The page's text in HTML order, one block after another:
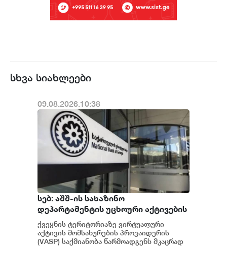
სხვა სიახლეები
09.08.2026.10:38
სებ: აშშ-ის სახაზინო
დეპარტამენტის უცხოური აქტივების
კონტროლის ოფისის (OFAC) მიერ
სანქცირებული პირი არ
წარმოადგენს საქართველოს
ქვეყნის ტერიტორიაზე ვირტუალური
აქტივის მომსახურების პროვაიდერის
(VASP) საქმიანობა წარმოადგენს მკაცრად